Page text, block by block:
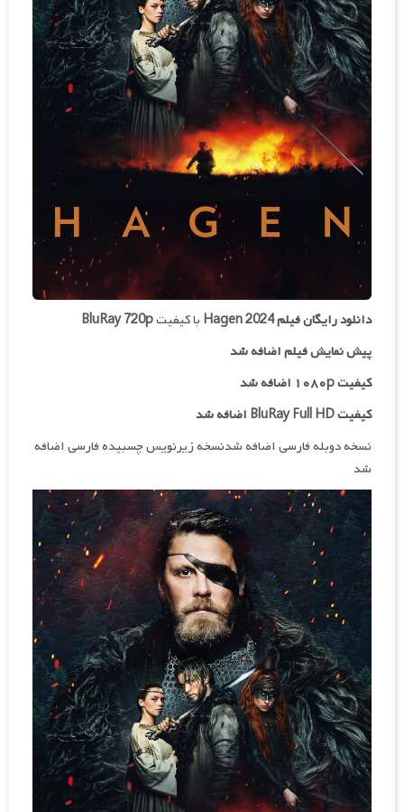
دانلود رایگان فیلمHagen 2024 با کیفیتBluRay 720p
پیش نمایش فیلم اضافه شد
کیفیت ۱۰۸۰p اضافه شد
کیفیت BluRay Full HD اضافه شد
نسخه دوبله فارسی اضافه شدنسخه زیرنویس چسبیده فارسی اضافه
شد